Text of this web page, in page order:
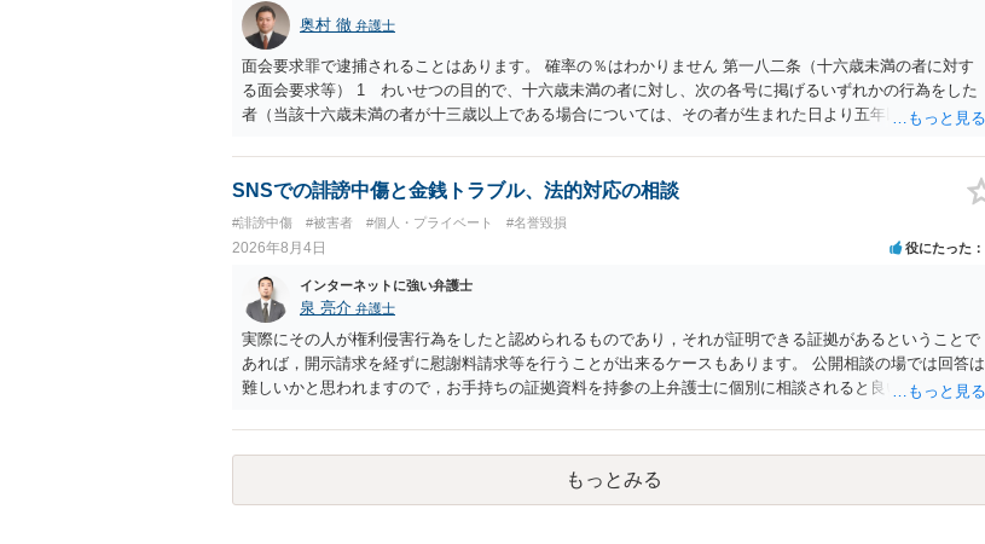
奥村 徹 弁護士
面会要求罪で逮捕されることはあります。 確率の％はわかりません 第一八二条（十六歳未満の者に対す
る面会要求等） 1 わいせつの目的で、十六歳未満の者に対し、次の各号に掲げるいずれかの行為をした
者（当該十六歳未満の者が十三歳以上である場合については、その者が生まれた日より五年以上前の日に
又は誘惑して面会を要求すること。 二 拒まれたにもかかわらず、反復して面会を要求すること。 三
金銭その他の利益を供与し、又はその申込み若しくは約束をして面会を要求すること。 2前項の罪を犯
罰金に処する。
SNSでの誹謗中傷と金銭トラブル、法的対応の相談
#誹謗中傷 #被害者 #個人・プライベート #名誉毀損
2026年8月4日 役にたった
インターネットに強い弁護士
泉 亮介 弁護士
実際にその人が権利侵害行為をしたと認められるものであり，それが証明できる証拠があるということで
あれば，開示請求を経ずに慰謝料請求等を行うことが出来るケースもあります。 公開相談の場では回答は
難しいかと思われますので，お手持ちの証拠資料を持参の上弁護士に個別に相談されると良いでしょう。
もっとみる